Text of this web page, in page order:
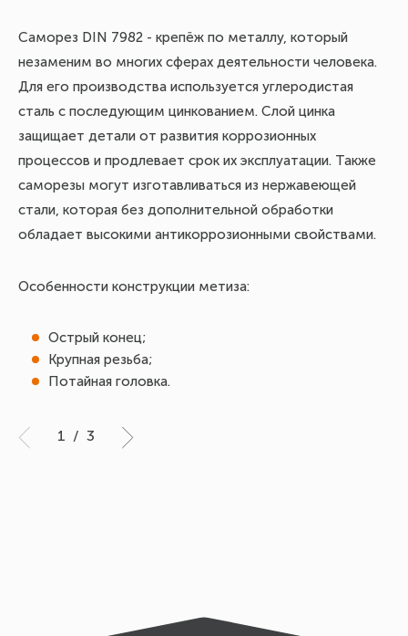
Саморез DIN 7982 - крепёж по металлу, который
незаменим во многих сферах деятельности человека.
Для его производства используется углеродистая
сталь с последующим цинкованием. Слой цинка
защищает детали от развития коррозионных
процессов и продлевает срок их эксплуатации. Также
саморезы могут изготавливаться из нержавеющей
стали, которая без дополнительной обработки
обладает высокими антикоррозионными свойствами.
Особенности конструкции метиза:
Острый конец;
Крупная резьба;
Потайная головка.
1 / 3